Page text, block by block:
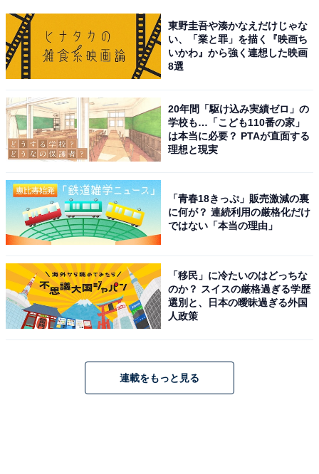
すると、売上の一部がオールアバウトに還元されること
があります。
いもの部
Amazonのセール商品から売れ筋ランキングまで、毎日のお買いも
のがもっと楽しく、もっとお得になる情報をお届け。編集部員によ
こちらもおすすめ
ル京都」が特別価格で登場中
東野圭吾や湊かなえだけじゃな
い、「業と罪」を描く『映画ち
いかわ』から強く連想した映画
8選
20年間「駆け込み実績ゼロ」の
学校も…「こども110番の家」
は本当に必要？ PTAが直面する
理想と現実
「青春18きっぷ」販売激減の裏
に何が？ 連続利用の厳格化だけ
ではない「本当の理由」
「移民」に冷たいのはどっちな
のか？ スイスの厳格過ぎる学歴
選別と、日本の曖昧過ぎる外国
人政策
連載をもっと見る